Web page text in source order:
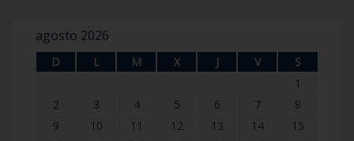
agosto 2026
D L M X J V
S
1
2
3 4 5 6 7
8
9
10 11 12 13 14
15